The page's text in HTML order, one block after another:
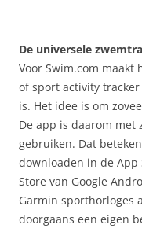
De universele
Voor Swim.com
of sport activity
is. Het idee is om
De app is daarom met
gebruiken. Dat
downloaden in de App
Store van Google
Garmin sporthorloges
doorgaans een eigen